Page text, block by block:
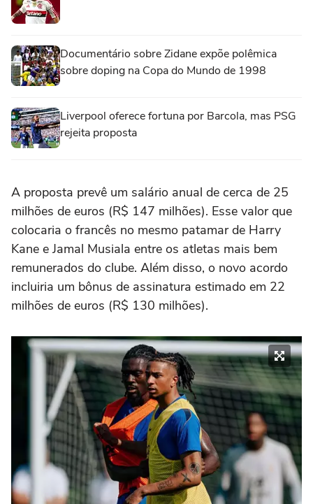
Documentário sobre Zidane expõe polêmica
sobre doping na Copa do Mundo de 1998
Liverpool oferece fortuna por Barcola, mas PSG
rejeita proposta
A proposta prevê um salário anual de cerca de 25
milhões de euros (R$ 147 milhões). Esse valor que
colocaria o francês no mesmo patamar de Harry
Kane e Jamal Musiala entre os atletas mais bem
remunerados do clube. Além disso, o novo acordo
incluiria um bônus de assinatura estimado em 22
milhões de euros (R$ 130 milhões).